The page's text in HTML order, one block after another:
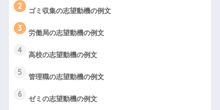
2 ゴミ収集の志望動機の例文
3 労働局の志望動機の例文
4 高校の志望動機の例文
5 管理職の志望動機の例文
6 ゼミの志望動機の例文